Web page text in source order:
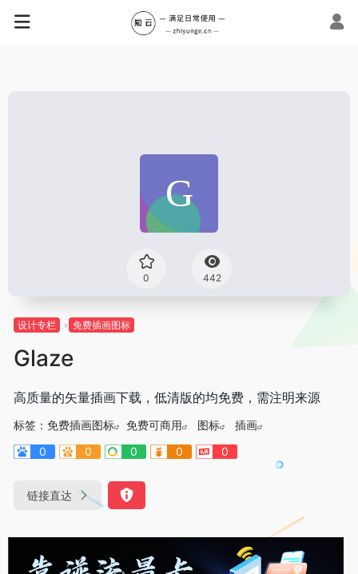
0 442
设计专栏 免费插画图标
Glaze
高质量的矢量插画下载，低清版的均免费，需注明来源
标签： 免费插画图标 免费可商用 图标
插画
0
0 0 0 0
链接直达